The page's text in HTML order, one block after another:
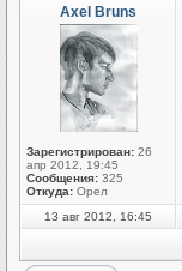
Axel Bruns
Зарегистрирован: 26
апр 2012, 19:45
Сообщения: 325
Откуда: Орел
13 авг 2012, 16:45